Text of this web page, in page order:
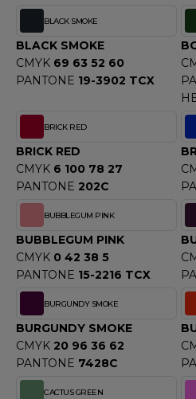
SERIE
GEN
MORNING STUDIOS
BLACK SMOKE
BLACK SMOKE
CMYK 69 63 52 60
PANTONE 19-3902 TCX
BRICK RED
BRICK RED
CMYK 6 100 78 27
PANTONE 202C
BUBBLEGUM PINK
BUBBLEGUM PINK
CMYK 0 42 38 5
PANTONE 15-2216 TCX
BURGUNDY SMOKE
BURGUNDY SMOKE
CMYK 20 96 36 62
PANTONE 7428C
CACTUS GREEN